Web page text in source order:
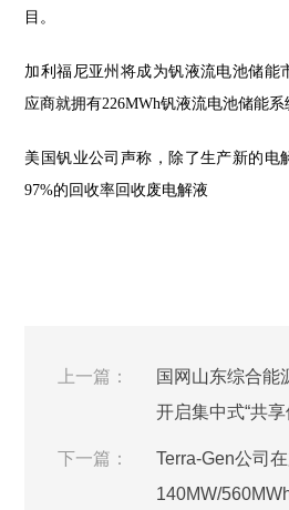
目。
加利福尼亚州将成为钒液流电池储能
应商就拥有226MWh钒液流电池储能系
美国钒业公司声称，除了生产新的电
97%的回收率回收废电解液
上一篇：
国网山东综合能
开启集中式“共
下一篇：
Terra-Gen公司
140MW/